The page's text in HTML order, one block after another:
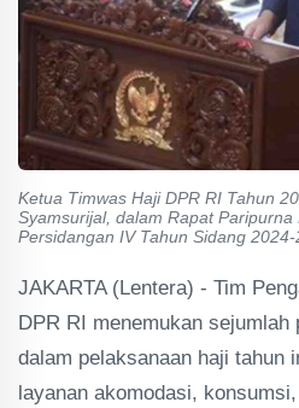
Ketua Timwas Haji DPR RI Tahun
Syamsurijal, dalam Rapat Paripurna
Persidangan IV Tahun Sidang
JAKARTA (Lentera) - Tim
DPR RI menemukan sejumlah
dalam pelaksanaan haji tahun
layanan akomodasi,